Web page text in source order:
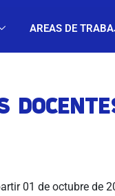
AREAS DE
01 de octubre de